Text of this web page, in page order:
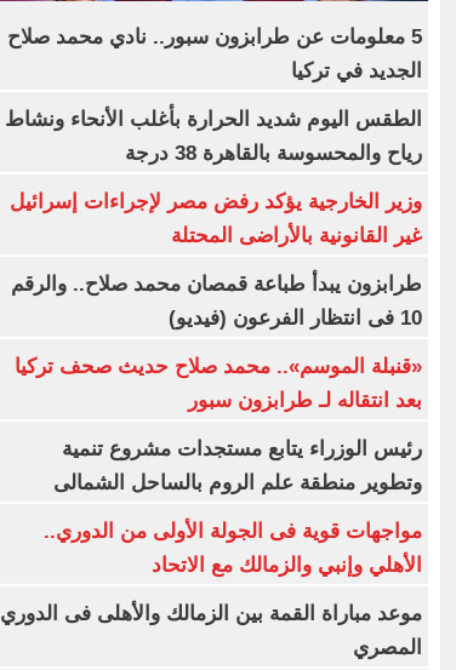
5 معلومات عن طرابزون سبور.. نادي محمد صلاح
الجديد في تركيا
الطقس اليوم شديد الحرارة بأغلب الأنحاء ونشاط
رياح والمحسوسة بالقاهرة 38 درجة
وزير الخارجية يؤكد رفض مصر لإجراءات إسرائيل
غير القانونية بالأراضى المحتلة
طرابزون يبدأ طباعة قمصان محمد صلاح.. والرقم
10 فى انتظار الفرعون (فيديو)
«قنبلة الموسم».. محمد صلاح حديث صحف تركيا
بعد انتقاله لـ طرابزون سبور
رئيس الوزراء يتابع مستجدات مشروع تنمية
وتطوير منطقة علم الروم بالساحل الشمالى
مواجهات قوية فى الجولة الأولى من الدوري..
الأهلي وإنبي والزمالك مع الاتحاد
موعد مباراة القمة بين الزمالك والأهلى فى الدوري
المصري